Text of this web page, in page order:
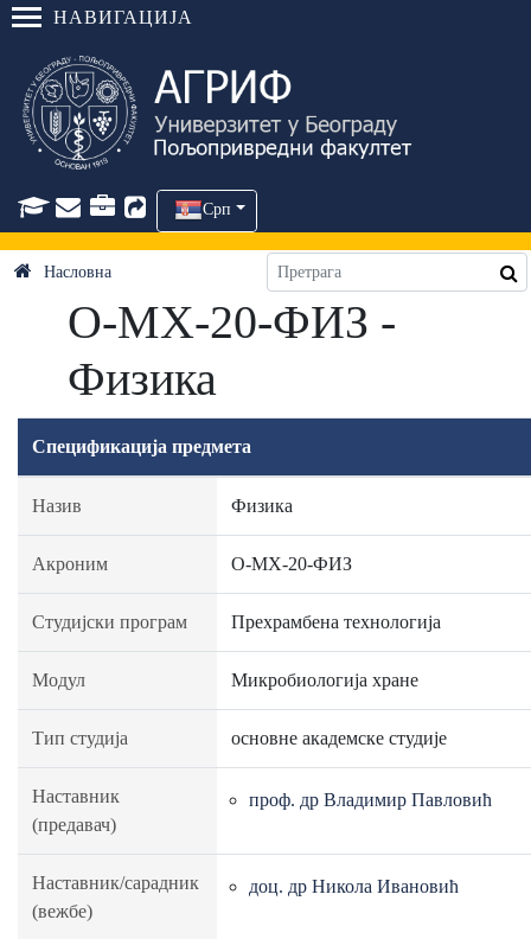
НАВИГАЦИЈА
Срп
Насловна
О-МХ-20-ФИЗ -
Физика
Спецификација предмета
Назив Физика
Акроним О-МХ-20-ФИЗ
Студијски програм Прехрамбена технологија
Модул Микробиологија хране
Тип студија основне академске студије
Наставник
(предавач)
проф. др Владимир Павловић
Наставник/сарадник
(вежбе)
доц. др Никола Ивановић